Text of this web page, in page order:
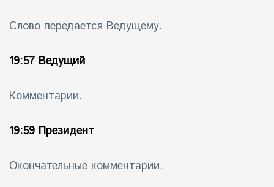
Слово передается Ведущему.
19:57 Ведущий
Комментарии.
19:59 Президент
Окончательные комментарии.